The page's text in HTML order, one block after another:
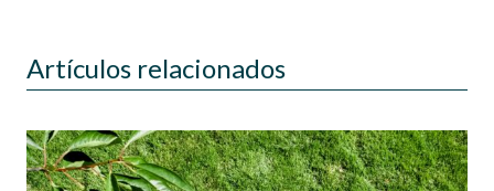
Artículos relacionados